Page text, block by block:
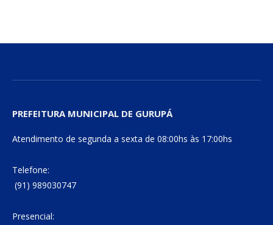
PREFEITURA MUNICIPAL DE GURUPÁ
Atendimento de segunda a sexta de 08:00hs às 17:00hs
Telefone:
(91) 989030747
Presencial: